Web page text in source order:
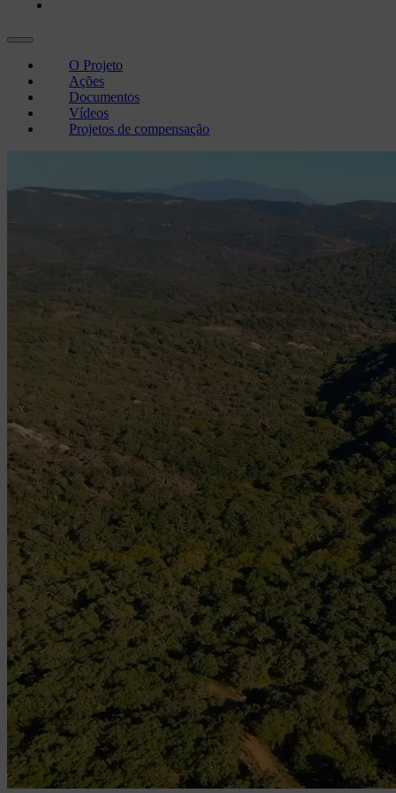
O Projeto
Ações
Documentos
Vídeos
Projetos de compensação